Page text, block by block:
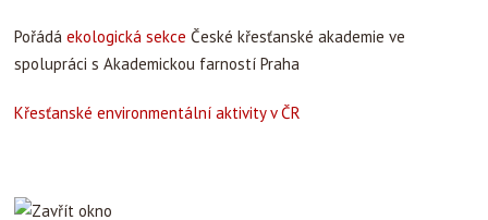
Pořádá ekologická sekce České křesťanské akademie ve
spolupráci s Akademickou farností Praha
Křesťanské environmentální aktivity v ČR